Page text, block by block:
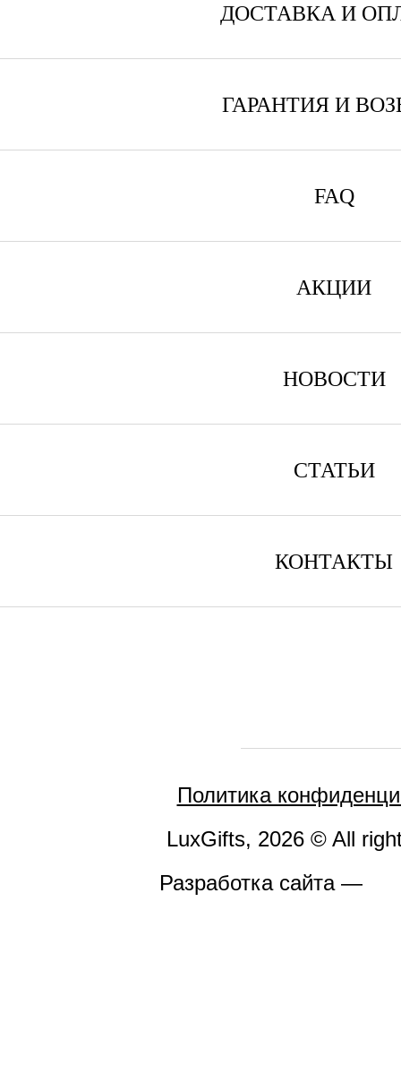
ДОСТАВКА И
ГАРАНТИЯ И
FAQ
АКЦИИ
НОВОСТИ
СТАТЬИ
КОНТАКТЫ
Политика
LuxGifts, 2026 © All
Разработка сайта —